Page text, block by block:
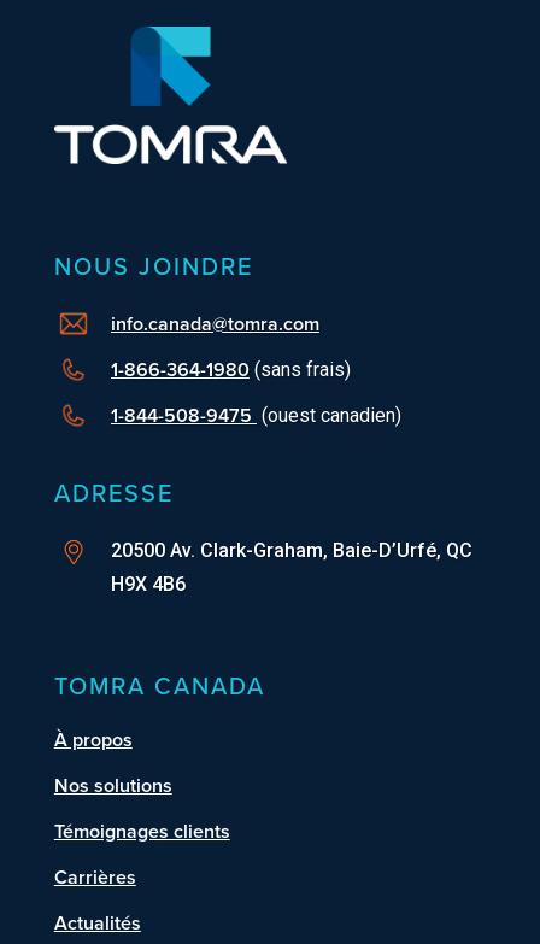
NOUS JOINDRE
info.canada@tomra.com
1-866-364-1980(sans frais)
1-844-508-9475 (ouest canadien)
ADRESSE
20500 Av. Clark-Graham, Baie-D’Urfé, QC
H9X 4B6
TOMRA CANADA
À propos
Nos solutions
Témoignages clients
Carrières
Actualités